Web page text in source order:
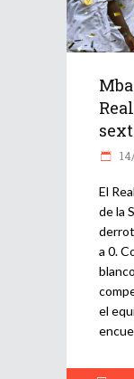
El
de la
a 0.
el